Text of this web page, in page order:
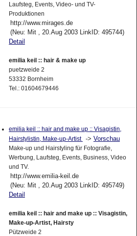
Laufsteg, Events, Video- und TV-
Produktionen
http://www.mirages.de
(Neu: Mit , 20.Aug 2003 LinkID: 495744)
Detail
emilia keil :: hair & make up
puetzweide 2
53332 Bornheim
Tel.: 01604679446
emilia keil :: hair and make up :: Visagistin,
Hairstylistin, Make-up-Artist -> Vorschau
Make-up und Hairstyling für Fotografie,
Werbung, Laufsteg, Events, Business, Video
und TV.
http://www.emilia-keil.de
(Neu: Mit , 20.Aug 2003 LinkID: 495749)
Detail
emilia keil :: hair and make up :: Visagistin,
Make-up-Artist, Hairsty
Pützweide 2